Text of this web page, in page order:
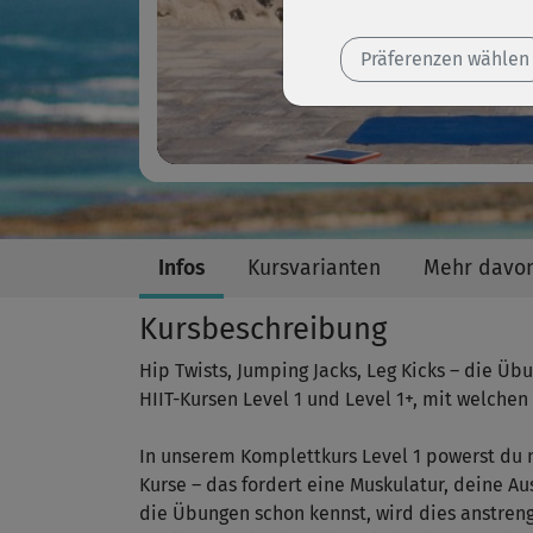
Infos Kursvarianten Mehr
Kursbeschreibung
Hip Twists, Jumping Jacks, Leg Kicks – die
HIIT-Kursen Level 1 und Level 1+, mit
In unserem Komplettkurs Level 1 powerst
Kurse – das fordert eine Muskulatur, deine
die Übungen schon kennst, wird dies
Präferenzen wählen